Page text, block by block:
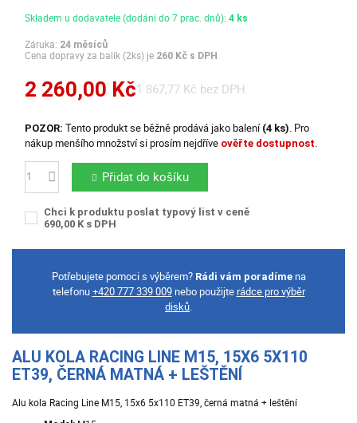
Skladem u dodavatele (dodání do 7 prac. dnů):4 ks
Záruka: 24 měsíců
Cena dopravy za balík (2ks) je 260 Kč s DPH
2 260,00 Kč1 867,77 Kč bez DPH
POZOR: Tento produkt se běžně prodává jako balení (4 ks). Pro
nákup menšího množství si prosím nejdříve ověřte dostupnost.
Počet Přidat do košíku
Chci k produktu poslat typový list v ceně
690,00 K s DPH
Potřebujete pomoci s výběrem? Rádi vám poradímena
telefonu+420 777 339 009nebo použijte rádce pro výběr
disků
ALU KOLA RACING LINE M15, 15X6 5X110
ET39, ČERNÁ MATNÁ + LEŠTĚNÍ
Alu kola Racing Line M15, 15x6 5x110 ET39, černá matná + leštění